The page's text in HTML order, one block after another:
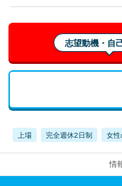
志望動機・自
上場 完全週休2日制 女性
情